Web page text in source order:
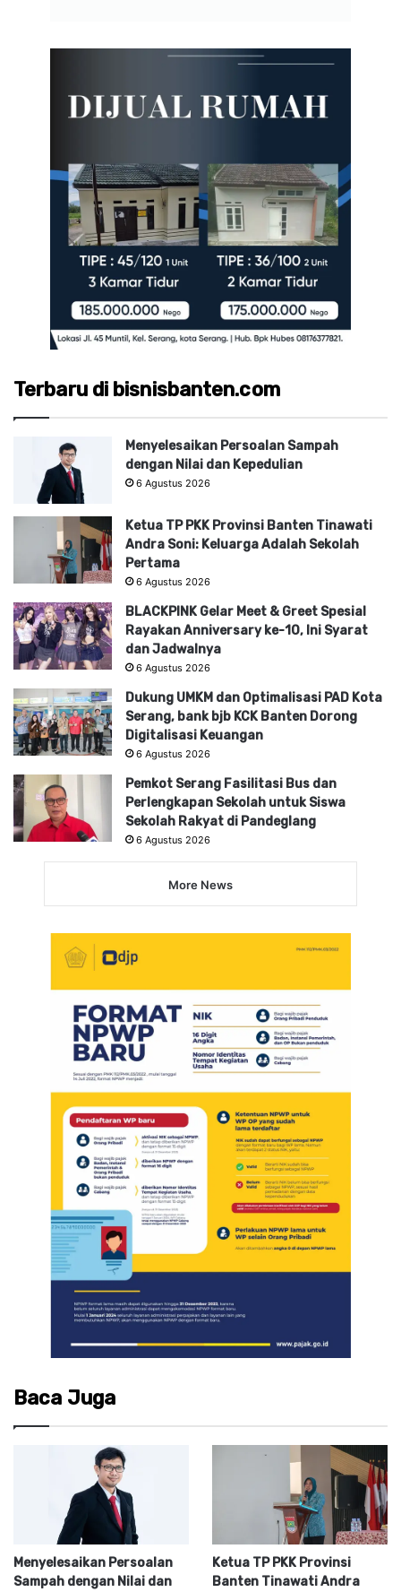
Terbaru di bisnisbanten.com
Menyelesaikan Persoalan Sampah
dengan Nilai dan Kepedulian
6 Agustus 2026
Ketua TP PKK Provinsi Banten Tinawati
Andra Soni: Keluarga Adalah Sekolah
Pertama
6 Agustus 2026
BLACKPINK Gelar Meet & Greet Spesial
Rayakan Anniversary ke-10, Ini Syarat
dan Jadwalnya
6 Agustus 2026
Dukung UMKM dan Optimalisasi PAD Kota
Serang, bank bjb KCK Banten Dorong
Digitalisasi Keuangan
6 Agustus 2026
Pemkot Serang Fasilitasi Bus dan
Perlengkapan Sekolah untuk Siswa
Sekolah Rakyat di Pandeglang
6 Agustus 2026
More News
Baca Juga
Menyelesaikan Persoalan
Sampah dengan Nilai dan
Ketua TP PKK Provinsi
Banten Tinawati Andra